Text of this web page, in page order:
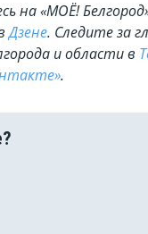
на «МОЁ!
Дзене. Cледите за
и области в
.